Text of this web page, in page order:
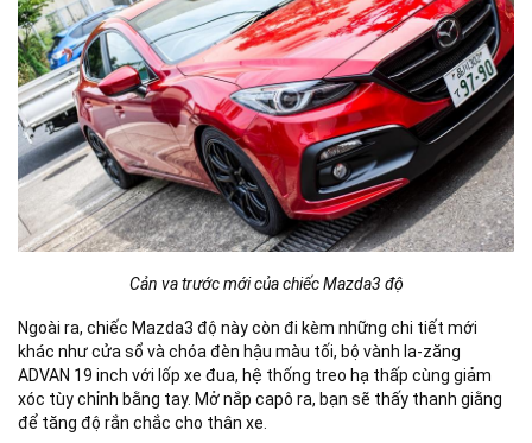
Cản va trước mới của chiếc Mazda3 độ
Ngoài ra, chiếc Mazda3 độ này còn đi kèm những chi tiết mới
khác như cửa sổ và chóa đèn hậu màu tối, bộ vành la-zăng
ADVAN 19 inch với lốp xe đua, hệ thống treo hạ thấp cùng giảm
xóc tùy chỉnh bằng tay. Mở nắp capô ra, bạn sẽ thấy thanh giằng
để tăng độ rắn chắc cho thân xe.